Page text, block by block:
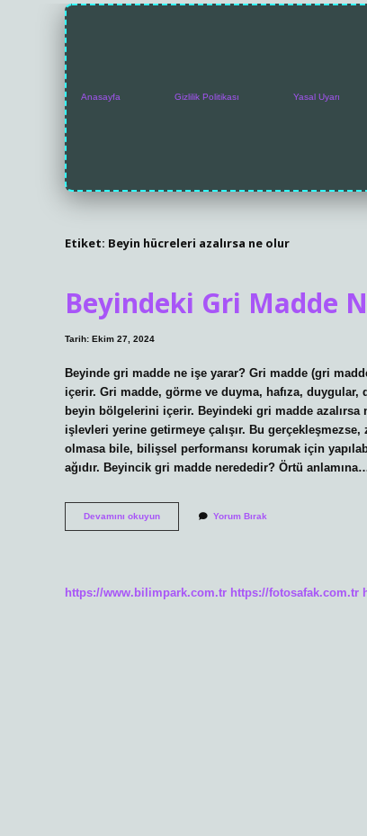
Anasayfa Gizlilik Politikası Yasal Uyarı
Etiket: Beyin hücreleri azalırsa ne olur
Beyindeki Gri Madde
Tarih: Ekim 27, 2024
Beyinde gri madde ne işe yarar? Gri madde (gri
içerir. Gri madde, görme ve duyma, hafıza,
beyin bölgelerini içerir. Beyindeki gri madde azalırsa
işlevleri yerine getirmeye çalışır. Bu
olmasa bile, bilişsel performansı korumak için
ağıdır. Beyincik gri madde nerededir? Örtü
Devamını okuyunBeyindeki
Gri
Yarar
Yorum Bırak
https://www.bilimpark.com.tr https://fotosafak.com.tr